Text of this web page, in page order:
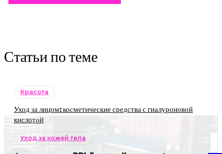
Статьи по теме
Красота
Уход за лицом: косметические средства с гиалуроновой
кислотой
Уход за кожей тела